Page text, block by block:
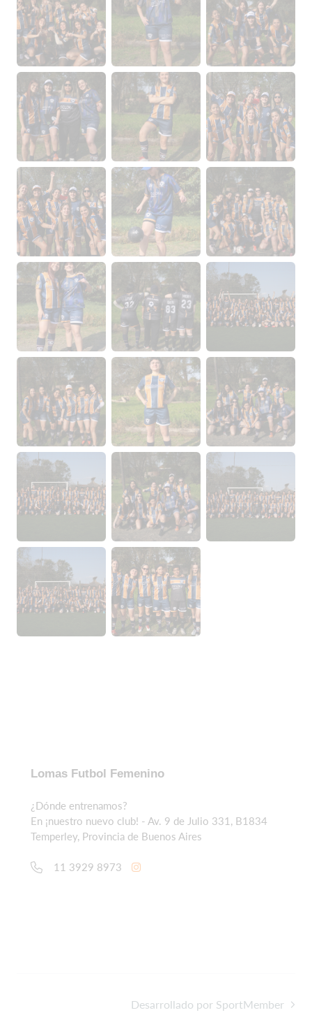
Lomas Futbol Femenino
¿Dónde entrenamos?
En ¡nuestro nuevo club! - Av. 9 de Julio 331, B1834
Temperley, Provincia de Buenos Aires
11 3929 8973
Desarrollado por SportMember